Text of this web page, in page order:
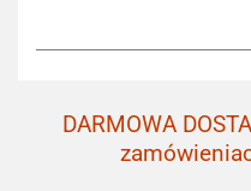
DARMOWA